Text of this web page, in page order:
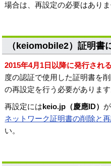
場合は、再設定の必要はありま
（keiomobile2）証明書
2015年4月1日以降に発行され
度の認証で使用した証明書を
の再設定を行う必要があります
再設定にはkeio.jp（慶應ID）
ネットワーク証明書の削除と
い。